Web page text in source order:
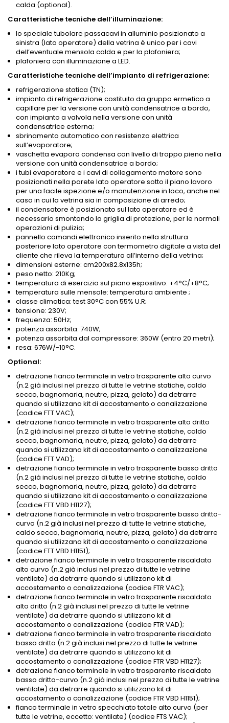
calda (optional).
Caratteristiche tecniche dell’illuminazione:
lo speciale tubolare passacavi in alluminio posizionato a
sinistra (lato operatore) della vetrina è unico per i cavi
dell’eventuale mensola calda e per la plafoniera;
plafoniera con illuminazione a LED.
Caratteristiche tecniche dell’impianto di refrigerazione:
refrigerazione statica (TN);
impianto di refrigerazione costituito da gruppo ermetico a
capillare per la versione con unità condensatrice a bordo,
con impianto a valvola nella versione con unità
condensatrice esterna;
sbrinamento automatico con resistenza elettrica
sull’evaporatore;
vaschetta evapora condensa con livello di troppo pieno nella
versione con unità condensatrice a bordo;
i tubi evaporatore e i cavi di collegamento motore sono
posizionati nella parete lato operatore sotto il piano lavoro
per una facile ispezione e/o manutenzione in loco, anche nel
caso in cui la vetrina sia in composizione di arredo;
il condensatore è posizionato sul lato operatore ed è
necessario smontando la griglia di protezione, per le normali
operazioni di pulizia;
pannello comandi elettronico inserito nella struttura
posteriore lato operatore con termometro digitale a vista del
cliente che rileva la temperatura all’interno della vetrina;
dimensioni esterne: cm200x82.8x135h;
peso netto: 210Kg;
temperatura di esercizio sul piano espositivo: +4°C/+8°C;
temperatura sulle mensole: temperatura ambiente ;
classe climatica: test 30°C con 55% U.R;
tensione: 230V;
frequenza: 50Hz;
potenza assorbita: 740W;
potenza assorbita dal compressore: 360W (entro 20 metri);
resa: 676W/-10°C.
Optional:
detrazione fianco terminale in vetro trasparente alto curvo
(n.2 già inclusi nel prezzo di tutte le vetrine statiche, caldo
secco, bagnomaria, neutre, pizza, gelato) da detrarre
quando si utilizzano kit di accostamento o canalizzazione
(codice FTT VAC);
detrazione fianco terminale in vetro trasparente alto dritto
(n.2 già inclusi nel prezzo di tutte le vetrine statiche, caldo
secco, bagnomaria, neutre, pizza, gelato) da detrarre
quando si utilizzano kit di accostamento o canalizzazione
(codice FTT VAD);
detrazione fianco terminale in vetro trasparente basso dritto
(n.2 già inclusi nel prezzo di tutte le vetrine statiche, caldo
secco, bagnomaria, neutre, pizza, gelato) da detrarre
quando si utilizzano kit di accostamento o canalizzazione
(codice FTT VBD H1127);
detrazione fianco terminale in vetro trasparente basso dritto-
curvo (n.2 già inclusi nel prezzo di tutte le vetrine statiche,
caldo secco, bagnomaria, neutre, pizza, gelato) da detrarre
quando si utilizzano kit di accostamento o canalizzazione
(codice FTT VBD H1151);
detrazione fianco terminale in vetro trasparente riscaldato
alto curvo (n.2 già inclusi nel prezzo di tutte le vetrine
ventilate) da detrarre quando si utilizzano kit di
accostamento o canalizzazione (codice FTR VAC);
detrazione fianco terminale in vetro trasparente riscaldato
alto dritto (n.2 già inclusi nel prezzo di tutte le vetrine
ventilate) da detrarre quando si utilizzano kit di
accostamento o canalizzazione (codice FTR VAD);
detrazione fianco terminale in vetro trasparente riscaldato
basso dritto (n.2 già inclusi nel prezzo di tutte le vetrine
ventilate) da detrarre quando si utilizzano kit di
accostamento o canalizzazione (codice FTR VBD H1127);
detrazione fianco terminale in vetro trasparente riscaldato
basso dritto-curvo (n.2 già inclusi nel prezzo di tutte le vetrine
ventilate) da detrarre quando si utilizzano kit di
accostamento o canalizzazione (codice FTR VBD H1151);
fianco terminale in vetro specchiato totale alto curvo (per
tutte le vetrine, eccetto: ventilate) (codice FTS VAC);